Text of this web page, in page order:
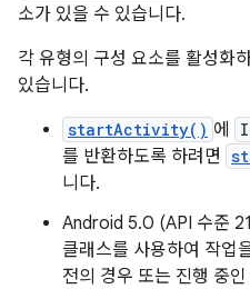
소가 있을 수 있습니다.
각 유형의 구성 요소를 활성화
있습니다.
startActivity() 에
를 반환하도록 하려면
니다.
Android 5.0 (API 수준
클래스를 사용하여 작업
전의 경우 또는 진행 중